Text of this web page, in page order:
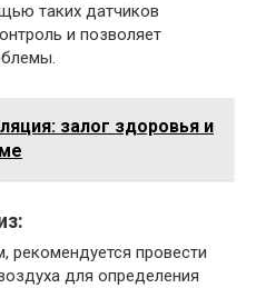
таких датчиков
и позволяет
залог здоровья и
рекомендуется провести
для определения